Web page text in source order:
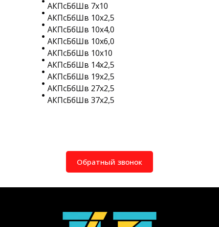
АКПсБбШв 7х10
АКПсБбШв 10х2,5
АКПсБбШв 10х4,0
АКПсБбШв 10х6,0
АКПсБбШв 10х10
АКПсБбШв 14х2,5
АКПсБбШв 19х2,5
АКПсБбШв 27х2,5
АКПсБбШв 37х2,5
Обратный звонок